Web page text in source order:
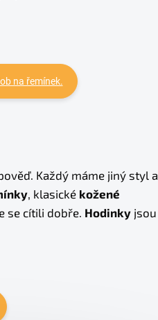
na řemínek.
Každý máme jiný styl a
, klasické kožené
se cítili dobře. Hodinky jsou